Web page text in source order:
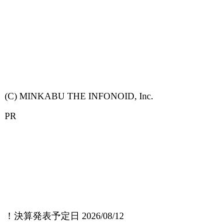
(C) MINKABU THE INFONOID, Inc.
PR
！ 決算発表予定日 2026/08/12